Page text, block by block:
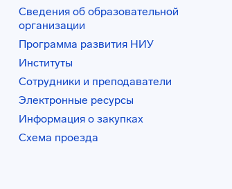
Сведения об образовательной
организации
Программа развития НИУ
Институты
Сотрудники и преподаватели
Электронные ресурсы
Информация о закупках
Схема проезда